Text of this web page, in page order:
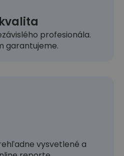
profesionála.
garantujeme.
vysvetlené a